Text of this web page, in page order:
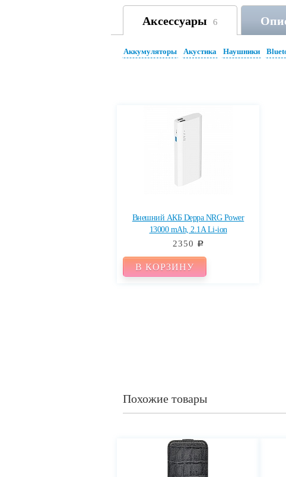
Аксессуары 6
Аккумуляторы Акустика Наушники
Внешний АКБ Deppa NRG Power
13000 mAh, 2.1A Li-ion
2350 c
В КОРЗИНУ
Похожие товары